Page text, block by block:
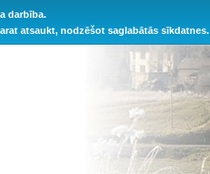
darbība.
atsaukt, nodzēšot saglabātās sīkdatnes.